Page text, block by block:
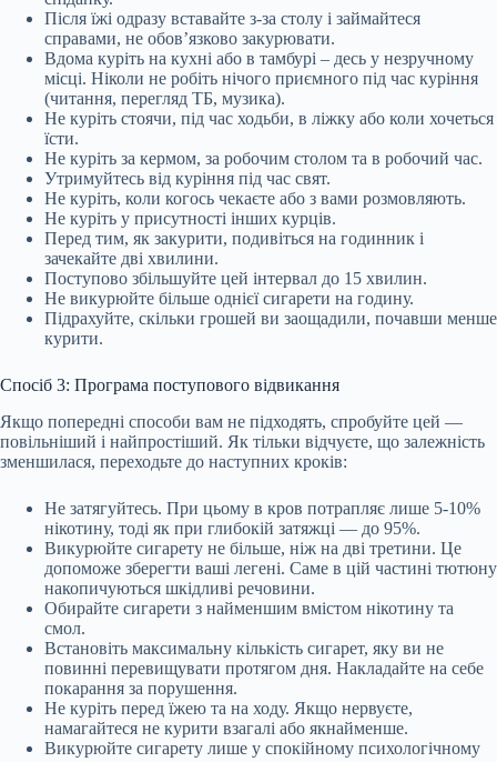
Після їжі одразу вставайте з-за столу і займайтеся
справами, не обов’язково закурювати.
Вдома куріть на кухні або в тамбурі – десь у незручному
місці. Ніколи не робіть нічого приємного під час куріння
(читання, перегляд ТБ, музика).
Не куріть стоячи, під час ходьби, в ліжку або коли хочеться
їсти.
Не куріть за кермом, за робочим столом та в робочий час.
Утримуйтесь від куріння під час свят.
Не куріть, коли когось чекаєте або з вами розмовляють.
Не куріть у присутності інших курців.
Перед тим, як закурити, подивіться на годинник і
зачекайте дві хвилини.
Поступово збільшуйте цей інтервал до 15 хвилин.
Не викурюйте більше однієї сигарети на годину.
Підрахуйте, скільки грошей ви заощадили, почавши менше
курити.
Спосіб 3: Програма поступового відвикання
Якщо попередні способи вам не підходять, спробуйте цей —
повільніший і найпростіший. Як тільки відчуєте, що залежність
зменшилася, переходьте до наступних кроків:
Не затягуйтесь. При цьому в кров потрапляє лише 5-10%
нікотину, тоді як при глибокій затяжці — до 95%.
Викурюйте сигарету не більше, ніж на дві третини. Це
допоможе зберегти ваші легені. Саме в цій частині тютюну
накопичуються шкідливі речовини.
Обирайте сигарети з найменшим вмістом нікотину та
смол.
Встановіть максимальну кількість сигарет, яку ви не
повинні перевищувати протягом дня. Накладайте на себе
покарання за порушення.
Не куріть перед їжею та на ходу. Якщо нервуєте,
намагайтеся не курити взагалі або якнайменше.
Викурюйте сигарету лише у спокійному психологічному